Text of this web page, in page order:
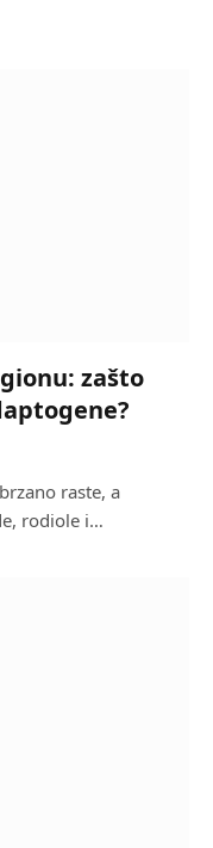
zašto
raste, a
rodiole i…